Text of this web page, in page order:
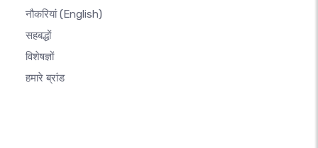
नौकरियां(English)
सहबद्धों
विशेषज्ञों
हमारे ब्रांड